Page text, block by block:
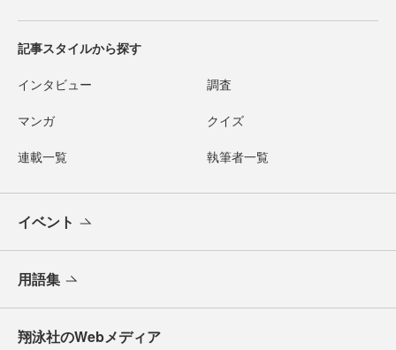
記事スタイルから探す
インタビュー 調査
マンガ クイズ
連載一覧 執筆者一覧
イベント
用語集
翔泳社のWebメディア